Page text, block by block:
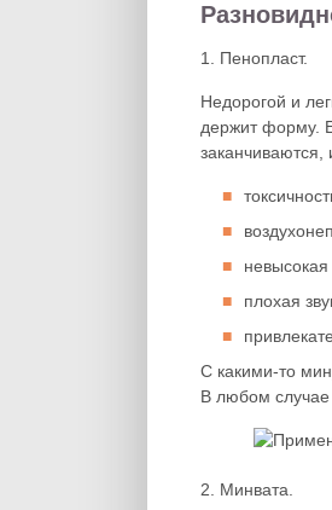
1. Пенопласт.
Недорогой и
держит форму.
невысокая
плохая
С какими-то
В любом случае
2. Минвата.